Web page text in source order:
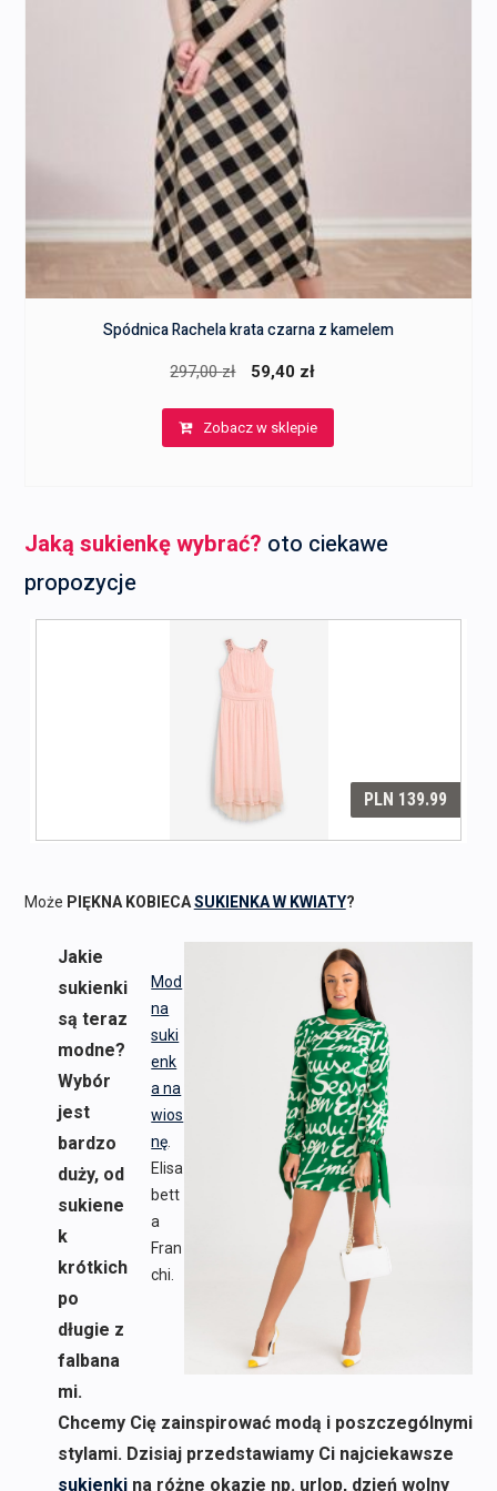
Spódnica Rachela krata czarna z kamelem
297,00zł
Pierwotna
wynosiła:
59,40 zł
Zobacz w sklepie
Jaką sukienkę wybrać? oto ciekawe
propozycje
Może PIĘKNA KOBIECASUKIENKA W KWIATY?
Mod
na
suki
enk
a na
wios
nę
Elisa
bett
a
Fran
chi.
Jakie
sukienki
są teraz
modne?
Wybór
jest
bardzo
duży, od
sukiene
k
krótkich
po
długie z
falbana
mi.
Chcemy Cię zainspirować modą i poszczególnymi
stylami. Dzisiaj przedstawiamy Ci najciekawsze
sukienkina różne okazje np. urlop, dzień wolny